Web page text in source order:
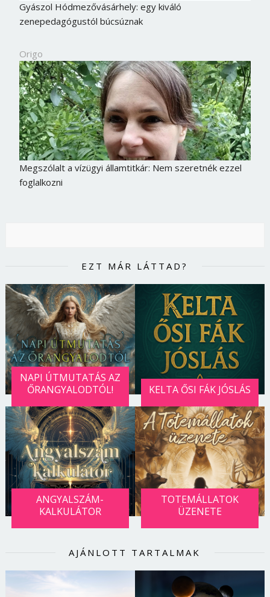
Gyászol Hódmezővásárhely: egy kiváló
zenepedagógustól búcsúznak
Origo
Megszólalt a vízügyi államtitkár: Nem szeretnék ezzel
foglalkozni
EZT MÁR LÁTTAD?
NAPI ÚTMUTATÁS AZ
ŐRANGYALODTÓL!
KELTA ŐSI FÁK JÓSLÁS
ANGYALSZÁM-
KALKULÁTOR
TOTEMÁLLATOK
ÜZENETE
AJÁNLOTT TARTALMAK